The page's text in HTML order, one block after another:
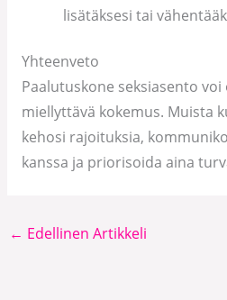
lisätäksesi tai
Yhteenveto
Paalutuskone seksiasento
miellyttävä kokemus. Muista
kehosi rajoituksia,
kanssa ja priorisoida aina
← Edellinen Artikkeli